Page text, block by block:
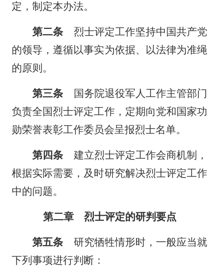
定，制定本办法。
第二条 烈士评定工作坚持中国共产党
的领导，遵循以事实为依据、以法律为准绳
的原则。
第三条 国务院退役军人工作主管部门
负责全国烈士评定工作，定期向党和国家功
勋荣誉表彰工作委员会呈报烈士名单。
第四条 建立烈士评定工作会商机制，
根据实际需要，及时研究解决烈士评定工作
中的问题。
第二章 烈士评定的研判要点
第五条 研究牺牲情形时，一般应当就
下列事项进行判断：